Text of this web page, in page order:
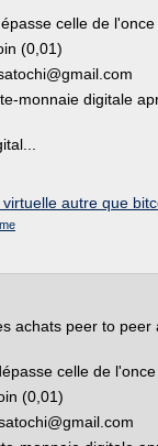
celle de l'once
(0,01)
monnaie digitale
autre que
achats peer to peer
celle de
(0,01)